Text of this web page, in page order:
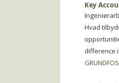
Key
Hvad
difference